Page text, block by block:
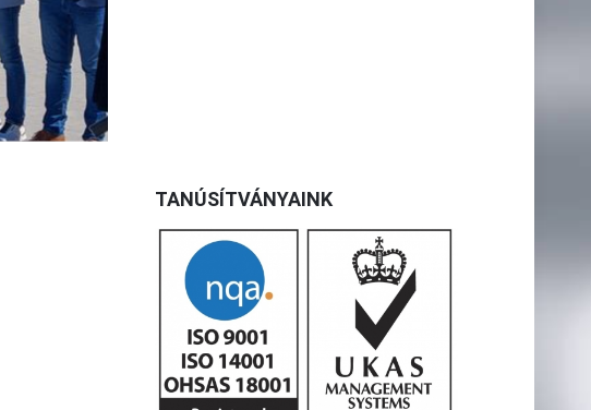
TANÚSÍTVÁNYAINK